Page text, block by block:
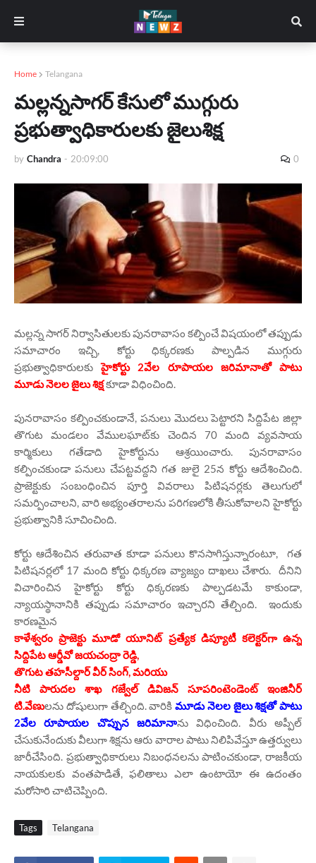
Home Telangana
మల్లన్నసాగర్‌ కేసులో ముగ్గురు
ప్రభుత్వాధికారులకు జైలుశిక్ష
by Chandra - 20:09:00 0
మల్లన్న సాగర్ నిర్వాసితులకు పునరావాసం కల్పించే విషయంలో తప్పుడు
సమాచారం ఇచ్చి, కోర్టు ధిక్కరణకు పాల్పడిన ముగ్గురు
ప్రభుత్వాధికారులకుహైకోర్టు 2వేల రూపాయల జరిమానాతో పాటు
మూడు నెలల జైలు శిక్షకూడా విధించింది.
పునరావాసం కల్పించకుండానే, పనులు మొదలు పెట్టారని సిద్దిపేట జిల్లా
తొగుట మండలం వేములఘాట్‌కు చెందిన 70 మంది వ్యవసాయ
కార్మికులు గతేడాది హైకోర్టును ఆశ్రయించారు. పునరావాసం
కల్పించకుండా పనులు చేపట్టవద్దని గత జులై 25న కోర్టు ఆదేశించింది.
ప్రాజెక్టుకు సంబంధించిన పూర్తి వివరాలు పిటిషనర్లకు తెలుగులో
సమర్పించాలని, వారి అభ్యంతరాలను పరిగణలోకి తీసుకోవాలని హైకోర్టు
ప్రభుత్వానికి సూచించింది.
కోర్టు ఆదేశించిన తరువాత కూడా పనులు కొనసాగిస్తున్నారంటూ, గత
పిటిషనర్లలో 17 మంది కోర్టు ధిక్కరణ వ్యాజ్యం దాఖలు చేశారు. దీనిని
విచారించిన హైకోర్టు కోర్టు ధిక్కరణకు పాల్పడటమే కాకుండా,
న్యాయస్థానానికి తప్పుడు సమాచారం ఇచ్చారని తేల్చింది. ఇందుకు
కారణమైన
కాళేశ్వరం ప్రాజెక్టు మూడో యూనిట్ ప్రత్యేక డిప్యూటీ కలెక్టర్‌గా ఉన్న
సిద్దిపేట ఆర్డీవో జయచంద్రా రెడ్డి,
తొగుట తహసీల్దార్ వీర్ సింగ్, మరియు
నీటి పారుదల శాఖ గజ్వేల్ డివిజన్ సూపరింటెండెంట్ ఇంజినీర్
టి.వేణులను దోషులుగా తేల్చింది. వారికి మూడు నెలల జైలు శిక్షతో పాటు
2వేల రూపాయల చొప్పున జరిమానాను విధించింది. వీరు అప్పీల్
చేసుకునేందుకు వీలుగా శిక్షను ఆరు వారాల పాటు నిలిపివేస్తూ ఉత్తర్వులు
జారీచేసింది. ప్రభుత్వాధికారులు నిబంధనలను పాటించకుండా, రాజకీయ
నాయకులకు వంతపాడితే, ఫలితాలు ఎలా ఉంటాయో ఈ ఉదంతం
మరోసారి చాటిచెప్పింది.
Tags Telangana